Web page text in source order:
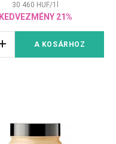
30 460 HUF/1
KEDVEZMÉNY 21%
A KOSÁRHOZ